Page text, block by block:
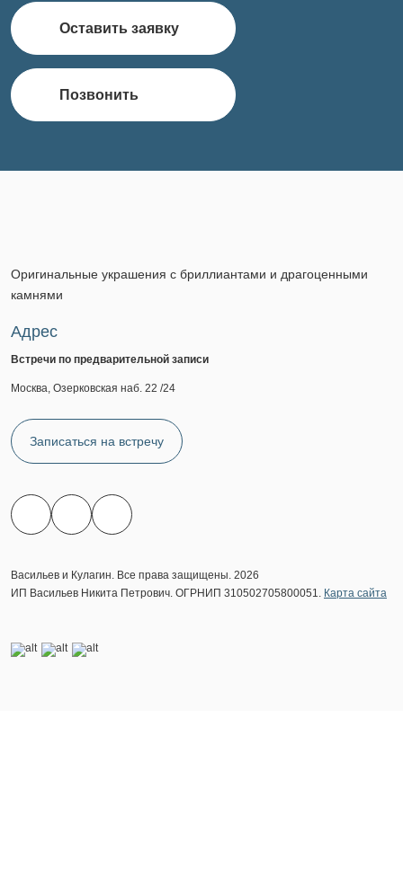
Оставить заявку
Позвонить
Оригинальные украшения с бриллиантами и драгоценными
камнями
Адрес
Встречи по предварительной записи
Москва, Озерковская наб. 22 /24
Записаться на встречу
Васильев и Кулагин. Все права защищены. 2026
ИП Васильев Никита Петрович. ОГРНИП 310502705800051. Карта сайта